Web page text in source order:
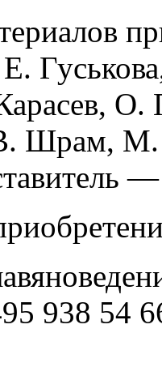
О.
Шрам,
938 54